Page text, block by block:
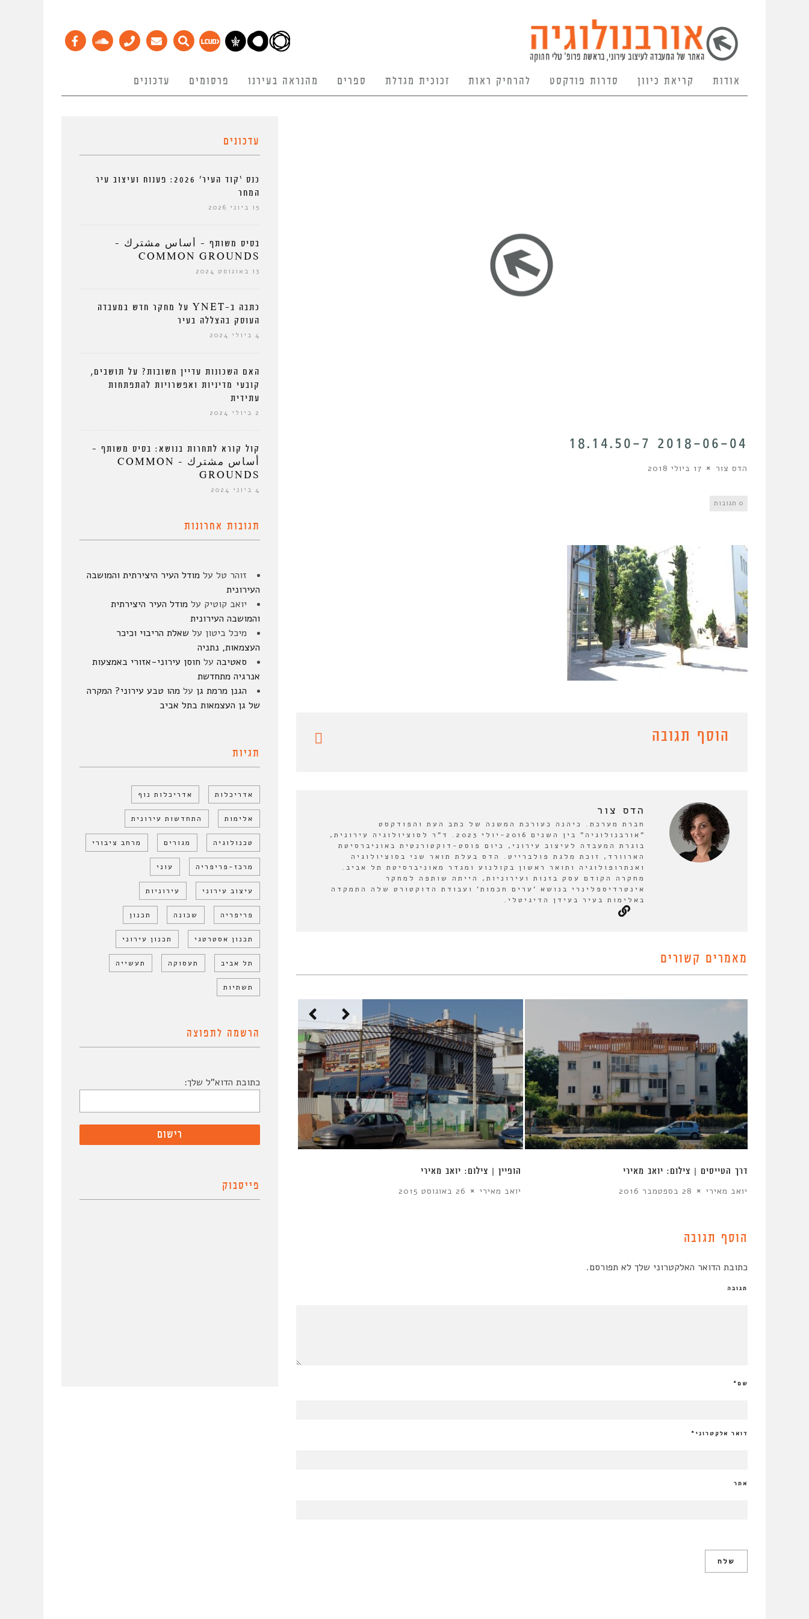
אודות קריאת כיוון סדרות פודקסט להרחיק ראות זכוכית מגדלת ספרים מהנראה בעירנו פרסומים עדכונים
2018-06-04 18.14.50-7
הדס צור 17 ביולי 2018
0 תגובות
הוסף תגובה
הדס צור
חברת מערכת. כיהנה כעורכת המשנה של כתב העת והפודקסט
"אורבנולוגיה" בין השנים 2016-יולי 2023. ד"ר לסוציולוגיה עירונית,
בוגרת המעבדה לעיצוב עירוני, כיום פוסט-דוקטורנטית באוניברסיטת
הארוורד, זוכת מלגת פולברייט. הדס בעלת תואר שני בסוציולוגיה
ואנתרופולוגיה ותואר ראשון בקולנוע ומגדר מאוניברסיטת תל אביב.
מחקרה הקודם עסק בזנות ועירוניות, הייתה שותפה למחקר
אינטרדיספלינרי בנושא 'ערים חכמות' ועבודת הדוקטורט שלה התמקדה
באלימות בעיר בעידן הדיגיטלי.
מאמרים קשורים
הופיין | צילום: יואב מאירי
יואב מאירי 26 באוגוסט 2015
דרך הטייסים | צילום: יואב מאירי
יואב מאירי 28 בספטמבר 2016
הוסף תגובה
כתובת הדואר האלקטרוני שלך לא תפורסם.
תגובה
שם*
דואר אלקטרוני *
אתר
עדכונים
כנס ‘קוד העיר’ 2026: פענוח ועיצוב עיר
המחר
15 ביוני 2026
בסיס משותף – أساس مشترك –
COMMON GROUNDS
13 באוגוסט 2024
כתבה ב-YNET על מחקר חדש במעבדה
העוסק בהצללה בעיר
4 ביולי 2024
האם השכונות עדיין חשובות? על תושבים,
קובעי מדיניות ואפשרויות להתפתחות
עתידית
2 ביולי 2024
קול קורא לתחרות בנושא: בסיס משותף –
أساس مشترك – COMMON
GROUNDS
4 ביוני 2024
תגובות אחרונות
זוהר טל על מודל העיר היצירתית והמושבה
העירונית
יואב קוטיק על מודל העיר היצירתית
והמושבה העירונית
מיכל ביטון על שאלת הריבוי וכיכר
העצמאות, נתניה
סאטיבה על חוסן עירוני-אזורי באמצעות
אנרגיה מתחדשת
הגנן מרמת גן על מהו טבע עירוני? המקרה
של גן העצמאות בתל אביב
תגיות
אדריכלות אדריכלות נוף
אלימות התחדשות עירונית
טכנולוגיה מגורים מרחב ציבורי
מרכז-פריפריה עוני
עיצוב עירוני עירוניות
פריפריה שכונה תכנון
תכנון אסטרטגי תכנון עירוני
תל אביב תעסוקה תעשייה
תשתיות
הרשמה לתפוצה
כתובת הדוא"ל שלך:
פייסבוק